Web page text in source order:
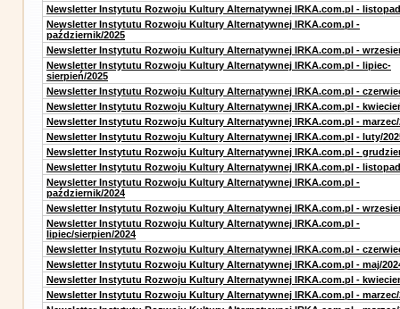
Newsletter Instytutu Rozwoju Kultury Alternatywnej IRKA.com.pl -
Newsletter Instytutu Rozwoju Kultury Alternatywnej IRKA.com.pl -
październik/2025
Newsletter Instytutu Rozwoju Kultury Alternatywnej IRKA.com.pl -
Newsletter Instytutu Rozwoju Kultury Alternatywnej IRKA.com.pl - lipiec-
sierpień/2025
Newsletter Instytutu Rozwoju Kultury Alternatywnej IRKA.com.pl -
Newsletter Instytutu Rozwoju Kultury Alternatywnej IRKA.com.pl -
Newsletter Instytutu Rozwoju Kultury Alternatywnej IRKA.com.pl - marzec/
Newsletter Instytutu Rozwoju Kultury Alternatywnej IRKA.com.pl - luty/
Newsletter Instytutu Rozwoju Kultury Alternatywnej IRKA.com.pl -
Newsletter Instytutu Rozwoju Kultury Alternatywnej IRKA.com.pl -
Newsletter Instytutu Rozwoju Kultury Alternatywnej IRKA.com.pl -
październik/2024
Newsletter Instytutu Rozwoju Kultury Alternatywnej IRKA.com.pl -
Newsletter Instytutu Rozwoju Kultury Alternatywnej IRKA.com.pl -
lipiec/sierpien/2024
Newsletter Instytutu Rozwoju Kultury Alternatywnej IRKA.com.pl -
Newsletter Instytutu Rozwoju Kultury Alternatywnej IRKA.com.pl - maj/
Newsletter Instytutu Rozwoju Kultury Alternatywnej IRKA.com.pl -
Newsletter Instytutu Rozwoju Kultury Alternatywnej IRKA.com.pl - marzec/